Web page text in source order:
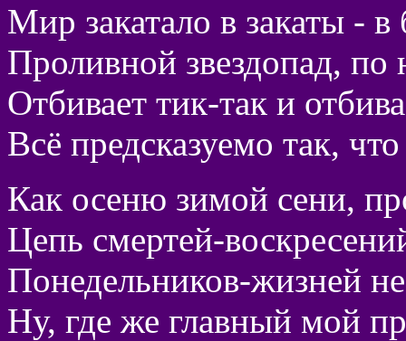
Мир закатало в закаты -
Проливной звездопад, по
Отбивает тик-так и
Всё предсказуемо так,
Как осеню зимой сени,
Цепь смертей-
Понедельников-жизней
Ну, где же главный мой